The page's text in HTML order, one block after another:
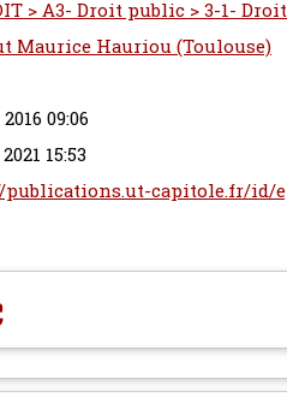
> A3- Droit public > 3-1-
Maurice Hauriou (Toulouse)
09:06
15:53
publications.ut-capitole.fr/id/